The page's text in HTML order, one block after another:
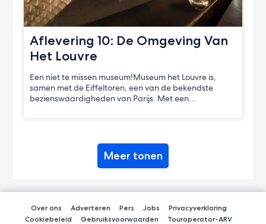
Aflevering 10: De Omgeving Van
Het Louvre
Een niet te missen museum!Museum het Louvre is,
samen met de Eiffeltoren, een van de bekendste
bezienswaardigheden van Parijs. Met een…
Meer tonen
Over ons Adverteren Pers Jobs
Privacyverklaring
Cookiebeleid
Gebruiksvoorwaarden
Touroperator-ARV